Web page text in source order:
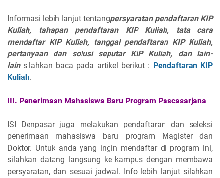
Informasi lebih lanjut tentangpersyaratan pendaftaran KIP
Kuliah, tahapan pendaftaran KIP Kuliah, tata cara
mendaftar KIP Kuliah, tanggal pendaftaran KIP Kuliah,
pertanyaan dan solusi seputar KIP Kuliah, dan lain-
lainsilahkan baca pada artikel berikut : Pendaftaran KIP
Kuliah.
III. Penerimaan Mahasiswa Baru Program Pascasarjana
ISI Denpasar juga melakukan pendaftaran dan seleksi
penerimaan mahasiswa baru program Magister dan
Doktor. Untuk anda yang ingin mendaftar di program ini,
silahkan datang langsung ke kampus dengan membawa
persyaratan, dan sesuai jadwal. Info lebih lanjut silahkan